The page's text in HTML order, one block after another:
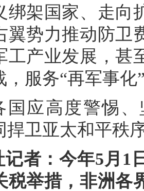
绑架国家、走向
翼势力推动防卫
工产业发展，甚
，服务“再军事化
国应高度警惕
捍卫亚太和平秩
记者：今年5月1
税举措，非洲各